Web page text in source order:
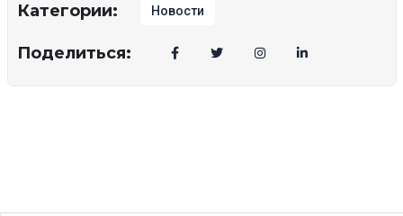
Категории: Новости
Поделиться: